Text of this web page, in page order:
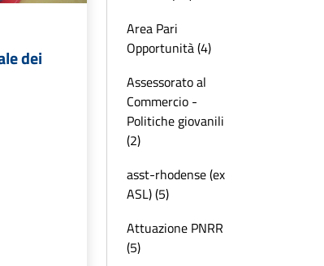
dei
Area Pari
Opportunità (4)
Assessorato al
Commercio -
Politiche giovanili
(2)
asst-rhodense (ex
ASL) (5)
Attuazione PNRR
(5)